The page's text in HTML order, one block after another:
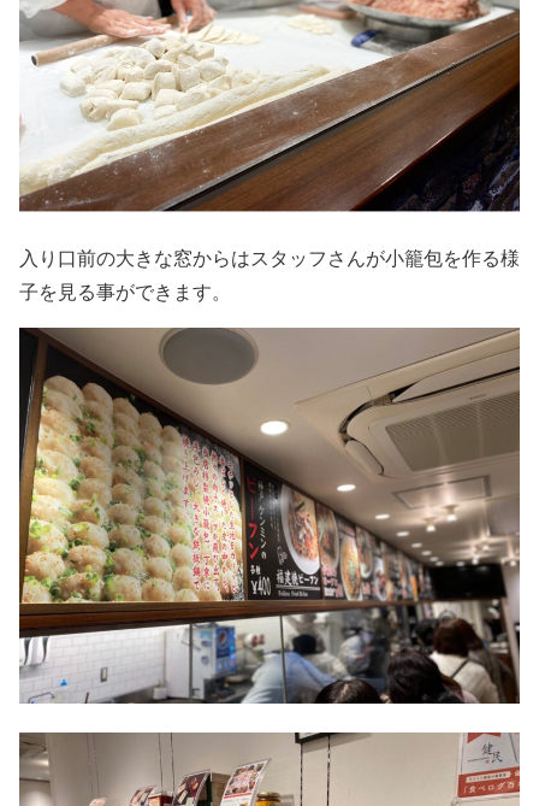
入り口前の大きな窓からはスタッフさんが小籠包を作る様
子を見る事ができます。